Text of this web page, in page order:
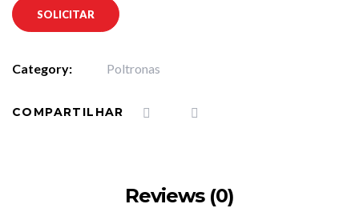
SOLICITAR
Category: Poltronas
COMPARTILHAR
Reviews (0)